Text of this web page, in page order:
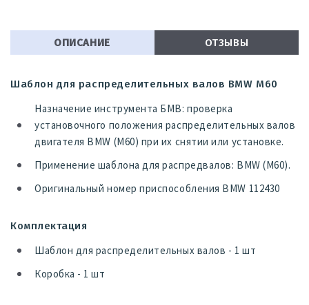
ОПИСАНИЕ ОТЗЫВЫ
Шаблон для распределительных валов BMW M60
Назначение инструмента БМВ: проверка
установочного положения распределительных валов
двигателя BMW (M60) при их снятии или установке.
Применение шаблона для распредвалов: BMW (M60).
Оригинальный номер приспособления BMW 112430
Комплектация
Шаблон для распределительных валов - 1 шт
Коробка - 1 шт